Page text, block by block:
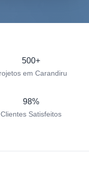
500+
em Carandiru
98%
Clientes Satisfeitos